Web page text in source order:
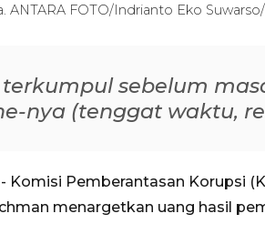
ANTARA FOTO/Indrianto Eko
terkumpul sebelum
nya (tenggat waktu,
Komisi Pemberantasan Korupsi
menargetkan uang hasil